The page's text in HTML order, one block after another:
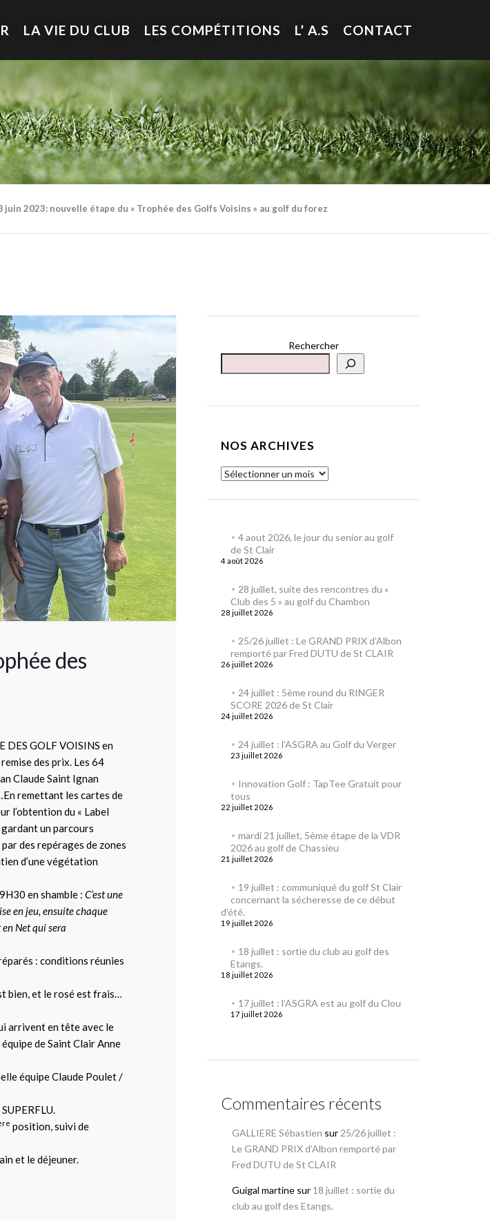
LA VIE DU CLUB LES COMPÉTITIONS L’ A.S CONTACT
juin 2023: nouvelle étape du « Trophée des Golfs Voisins » au golf du forez
des
DES GOLF VOISINS en
des prix. Les 64
Claude Saint Ignan
remettant les cartes de
l’obtention du « Label
un parcours
des repérages de zones
d’une végétation
en shamble : C’est une
en jeu, ensuite chaque
Net qui sera
: conditions réunies
bien, et le rosé est frais…
arrivent en tête avec le
de Saint Clair Anne
équipe Claude Poulet /
position, suivi de
et le déjeuner.
Rechercher
NOS ARCHIVES
4 aout 2026, le jour du senior au golf
de St Clair
4 août 2026
28 juillet, suite des rencontres du «
Club des 5 » au golf du Chambon
28 juillet 2026
25/26 juillet : Le GRAND PRIX d’Albon
remporté par Fred DUTU de St CLAIR
26 juillet 2026
24 juillet : 5ème round du RINGER
SCORE 2026 de St Clair
24 juillet 2026
24 juillet : l’ASGRA au Golf du Verger
23 juillet 2026
Innovation Golf : TapTee Gratuit pour
tous
22 juillet 2026
mardi 21 juillet, 5ème étape de la VDR
2026 au golf de Chassieu
21 juillet 2026
19 juillet : communiqué du golf St Clair
concernant la sécheresse de ce début
d’été.
19 juillet 2026
18 juillet : sortie du club au golf des
Etangs.
18 juillet 2026
17 juillet : l’ASGRA est au golf du Clou
17 juillet 2026
Commentaires récents
GALLIERE Sébastien sur 25/26 juillet :
Le GRAND PRIX d’Albon remporté par
Fred DUTU de St CLAIR
Guigal martine sur 18 juillet : sortie du
club au golf des Etangs.